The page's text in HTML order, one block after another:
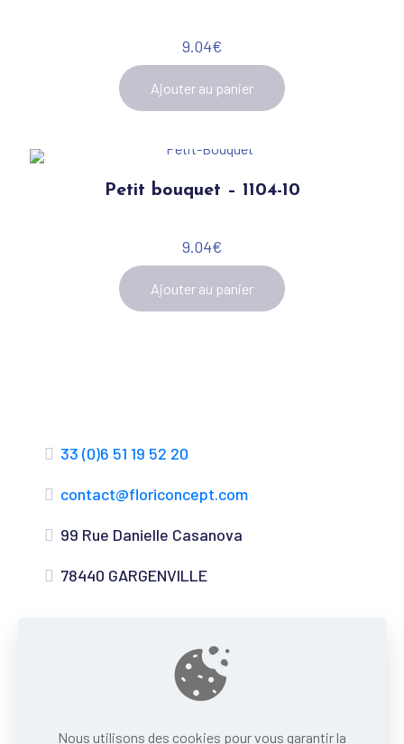
9.04€
Ajouter au panier
Petit bouquet – 1104-10
9.04€
Ajouter au panier
33 (0)6 51 19 52 20
contact@floriconcept.com
99 Rue Danielle Casanova
78440 GARGENVILLE
Nous utilisons des cookies pour vous garantir la